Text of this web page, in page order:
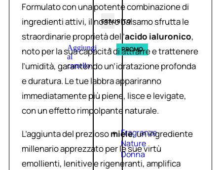
ESAURITO
Aggiungi
al
carrello
PROMO
Fragranze
Nature
Donna
Formulato con una potente combinazione di
ingredienti attivi, il nostro balsamo sfrutta le
straordinarie proprietà dell’acido ialuronico,
noto per la sua capacità di attrarre e trattenere
l’umidità, garantendo un’idratazione profonda
e duratura. Le tue labbra appariranno
immediatamente più piene, lisce e levigate,
con un effetto rimpolpante naturale.
L’aggiunta del preziosomiele, un ingrediente
millenario apprezzato per le sue virtù
emollienti, lenitive e rigeneranti, amplifica